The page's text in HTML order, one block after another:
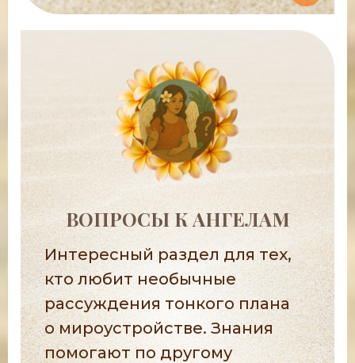
ВОПРОСЫ К АНГЕЛАМ
Интересный раздел для тех,
кто любит необычные
рассуждения тонкого плана
о мироустройстве. Знания
помогают по другому